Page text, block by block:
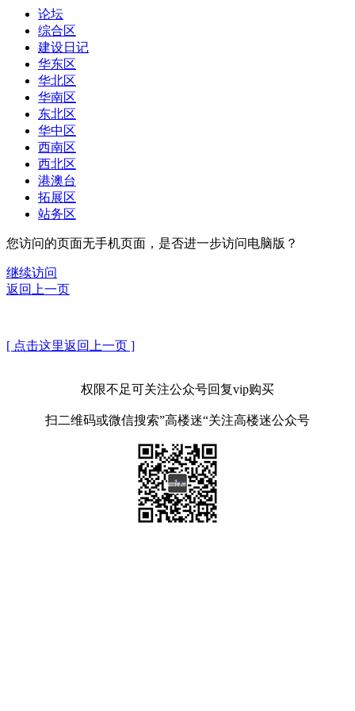
论坛
综合区
建设日记
华东区
华北区
华南区
东北区
华中区
西南区
西北区
港澳台
拓展区
站务区
您访问的页面无手机页面，是否进一步访问电脑版？
继续访问
返回上一页
[ 点击这里返回上一页 ]
权限不足可关注公众号回复vip购买
扫二维码或微信搜索”高楼迷“关注高楼迷公众号